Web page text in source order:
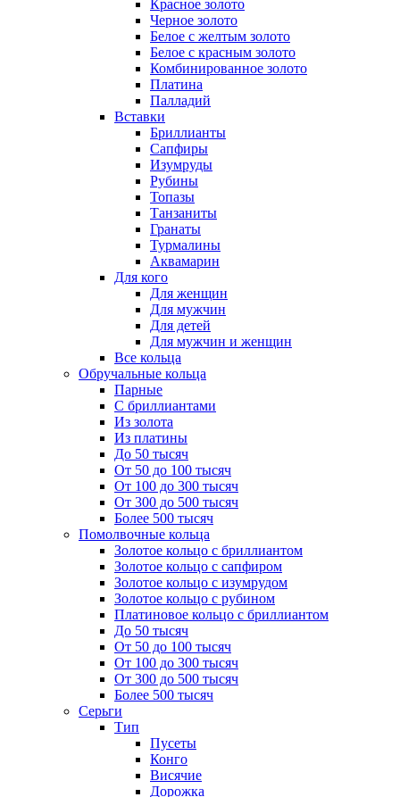
Красное золото
Черное золото
Белое с желтым золото
Белое с красным золото
Комбинированное золото
Платина
Палладий
Вставки
Бриллианты
Сапфиры
Изумруды
Рубины
Топазы
Танзаниты
Гранаты
Турмалины
Аквамарин
Для кого
Для женщин
Для мужчин
Для детей
Для мужчин и женщин
Все кольца
Обручальные кольца
Парные
С бриллиантами
Из золота
Из платины
До 50 тысяч
От 50 до 100 тысяч
От 100 до 300 тысяч
От 300 до 500 тысяч
Более 500 тысяч
Помолвочные кольца
Золотое кольцо с бриллиантом
Золотое кольцо с сапфиром
Золотое кольцо с изумрудом
Золотое кольцо с рубином
Платиновое кольцо с бриллиантом
До 50 тысяч
От 50 до 100 тысяч
От 100 до 300 тысяч
От 300 до 500 тысяч
Более 500 тысяч
Серьги
Тип
Пусеты
Конго
Висячие
Дорожка